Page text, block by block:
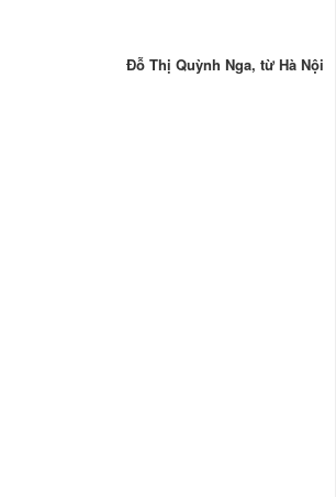
Đỗ Thị Quỳnh Nga, từ Hà Nội